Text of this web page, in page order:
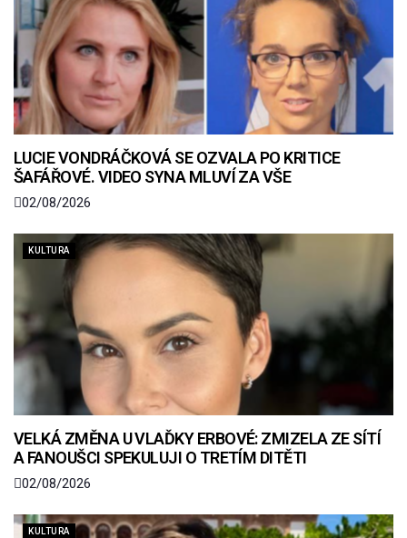
LUCIE VONDRÁČKOVÁ SE OZVALA PO KRITICE
ŠAFÁŘOVÉ. VIDEO SYNA MLUVÍ ZA VŠE
02/08/2026
KULTURA
VELKÁ ZMĚNA U VLAĎKY ERBOVÉ: ZMIZELA ZE SÍTÍ
A FANOUŠCI SPEKULUJI O TRETÍM DITĚTI
02/08/2026
KULTURA